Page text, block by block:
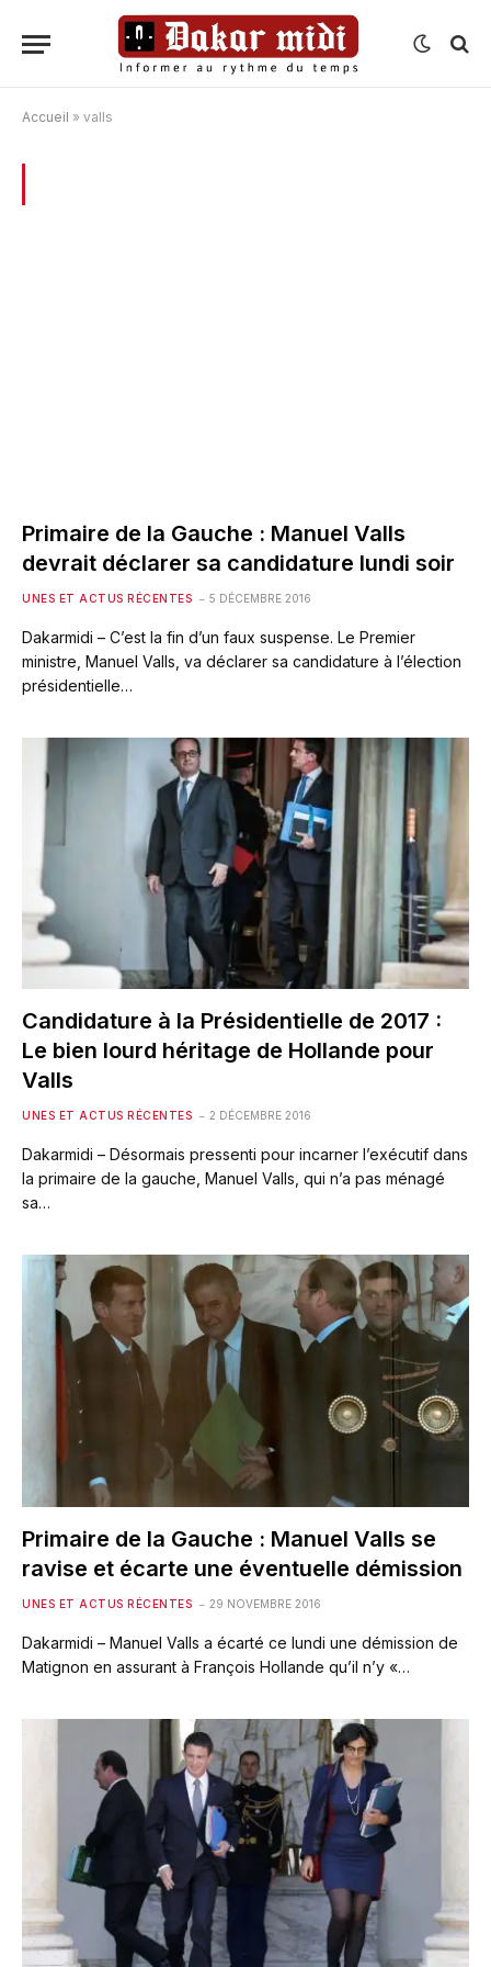
Accueil » valls
Primaire de la Gauche : Manuel Valls
devrait déclarer sa candidature lundi soir
UNES ET ACTUS RÉCENTES 5 DÉCEMBRE 2016
Dakarmidi – C’est la fin d’un faux suspense. Le Premier
ministre, Manuel Valls, va déclarer sa candidature à l’élection
présidentielle…
Candidature à la Présidentielle de 2017 :
Le bien lourd héritage de Hollande pour
Valls
UNES ET ACTUS RÉCENTES 2 DÉCEMBRE 2016
Dakarmidi – Désormais pressenti pour incarner l’exécutif dans
la primaire de la gauche, Manuel Valls, qui n’a pas ménagé
sa…
Primaire de la Gauche : Manuel Valls se
ravise et écarte une éventuelle démission
UNES ET ACTUS RÉCENTES 29 NOVEMBRE 2016
Dakarmidi – Manuel Valls a écarté ce lundi une démission de
Matignon en assurant à François Hollande qu’il n’y «…